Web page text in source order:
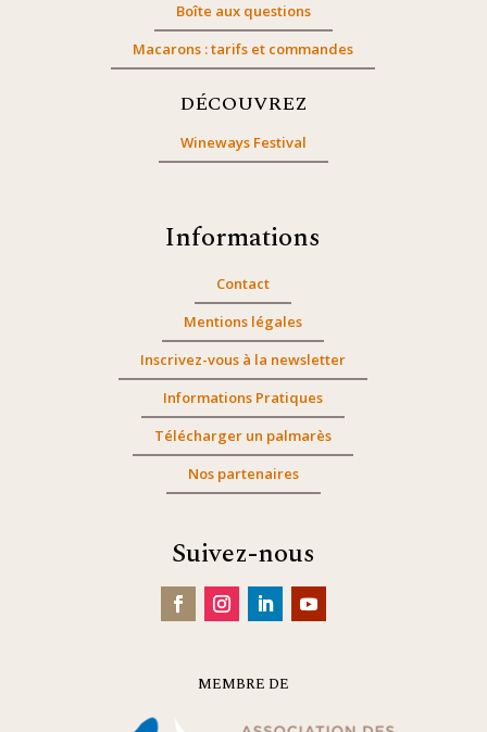
Boîte aux questions
Macarons : tarifs et commandes
DÉCOUVREZ
Wineways Festival
Informations
Contact
Mentions légales
Inscrivez-vous à la newsletter
Informations Pratiques
Télécharger un palmarès
Nos partenaires
Suivez-nous
MEMBRE DE